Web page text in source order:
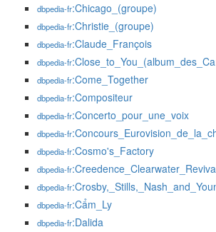
dbpedia-fr:Chicago_(groupe)
dbpedia-fr:Christie_(groupe)
dbpedia-fr:Claude_François
dbpedia-fr
dbpedia-fr:Come_Together
dbpedia-fr:Compositeur
dbpedia-fr:Concerto_pour_une_voix
dbpedia-fr
dbpedia-fr:Cosmo's_Factory
dbpedia-fr
dbpedia-fr
dbpedia-fr:Cẩm_Ly
dbpedia-fr:Dalida